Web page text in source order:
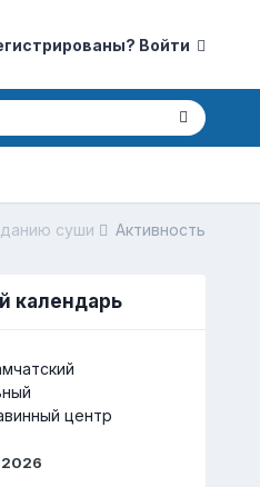
Войти
Активность
суши
календарь
центр
2026